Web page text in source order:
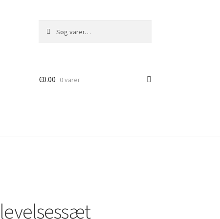
efter:
€0.00 0 varer